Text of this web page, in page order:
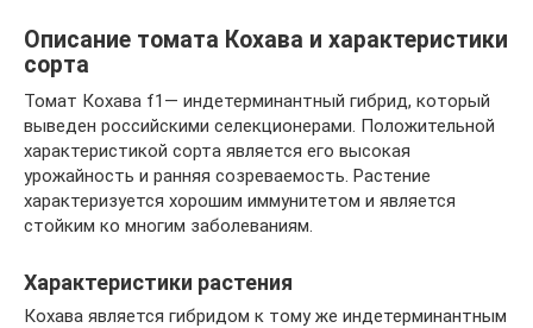
Описание томата Кохава и характеристики
сорта
Томат Кохава f1— индетерминантный гибрид, который
выведен российскими селекционерами. Положительной
характеристикой сорта является его высокая
урожайность и ранняя созреваемость. Растение
характеризуется хорошим иммунитетом и является
стойким ко многим заболеваниям.
Характеристики растения
Кохава является гибридом к тому же индетерминантным